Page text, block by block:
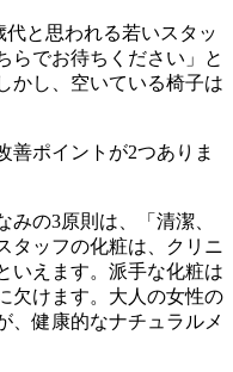
と思われる若いスタッ
らでお待ちください」と
かし、空いている椅子は
ポイントが2つありま
の3原則は、「清潔、
タッフの化粧は、クリニ
いえます。派手な化粧は
欠けます。大人の女性の
、健康的なナチュラルメ